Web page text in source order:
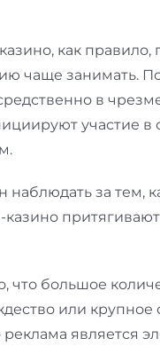
как
чаще занимать.
в
участие
за тем,
что большое
или
является